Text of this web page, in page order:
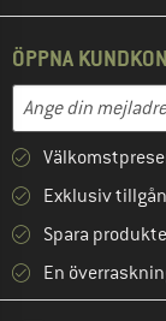
ÖPPNA
Mejladress
Skriv in din e-
Exklusiv
Spara
En